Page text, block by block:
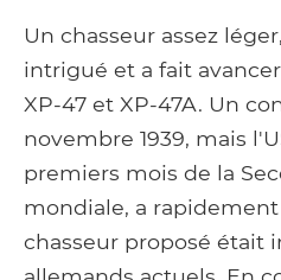
Un chasseur assez
intrigué et a fait
XP-47 et XP-47A. Un
novembre 1939, mais
premiers mois de la
mondiale, a
chasseur proposé était